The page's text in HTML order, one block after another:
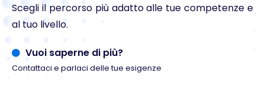
Scegli il percorso più adatto alle tue competenze e
al tuo livello.
Vuoi saperne di più?
Contattaci e parlaci delle tue esigenze